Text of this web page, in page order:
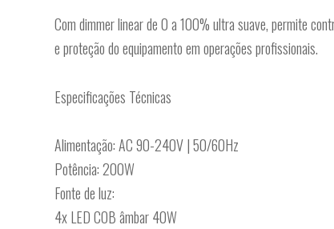
Com dimmer linear de 0 a 100% ultra suave, permite
e proteção do equipamento em operações profissionais.
Especificações Técnicas
Alimentação: AC 90-240V | 50/60Hz
Potência: 200W
Fonte de luz:
4x LED COB âmbar 40W